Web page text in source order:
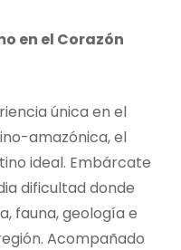
en el Corazón
única en el
amazónica, el
ideal. Embárcate
dificultad donde
fauna, geología e
Acompañado